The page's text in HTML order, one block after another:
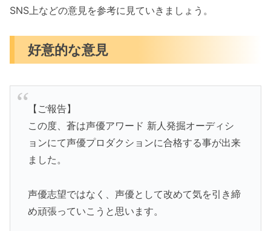
SNS上などの意見を参考に見ていきましょう。
好意的な意見
【ご報告】
この度、蒼は声優アワード 新人発掘オーディシ
ョンにて声優プロダクションに合格する事が出来
ました。
声優志望ではなく、声優として改めて気を引き締
め頑張っていこうと思います。